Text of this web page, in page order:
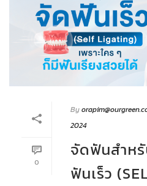
0
By
2024
จัดฟันสำห
ฟันเร็ว